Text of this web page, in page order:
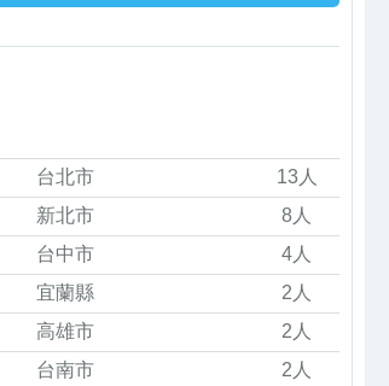
台北市
13人
新北市
8人
台中市
4人
宜蘭縣
2人
高雄市
2人
台南市
2人